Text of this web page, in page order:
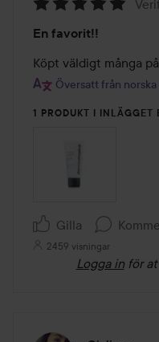
5
av
5
En favorit!!
Köpt väldigt många
Översatt från norska
1 PRODUKT I INLÄGGET
Gilla
2459 visningar
Logga in för